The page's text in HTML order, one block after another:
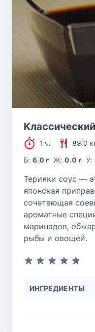
1 ч.
89.0
Б:6.0 г Ж: 0.0 г У:
Терияки соус —
японская
сочетающая
ароматные
маринадов,
рыбы и овощей.
ИНГРЕДИЕНТЫ